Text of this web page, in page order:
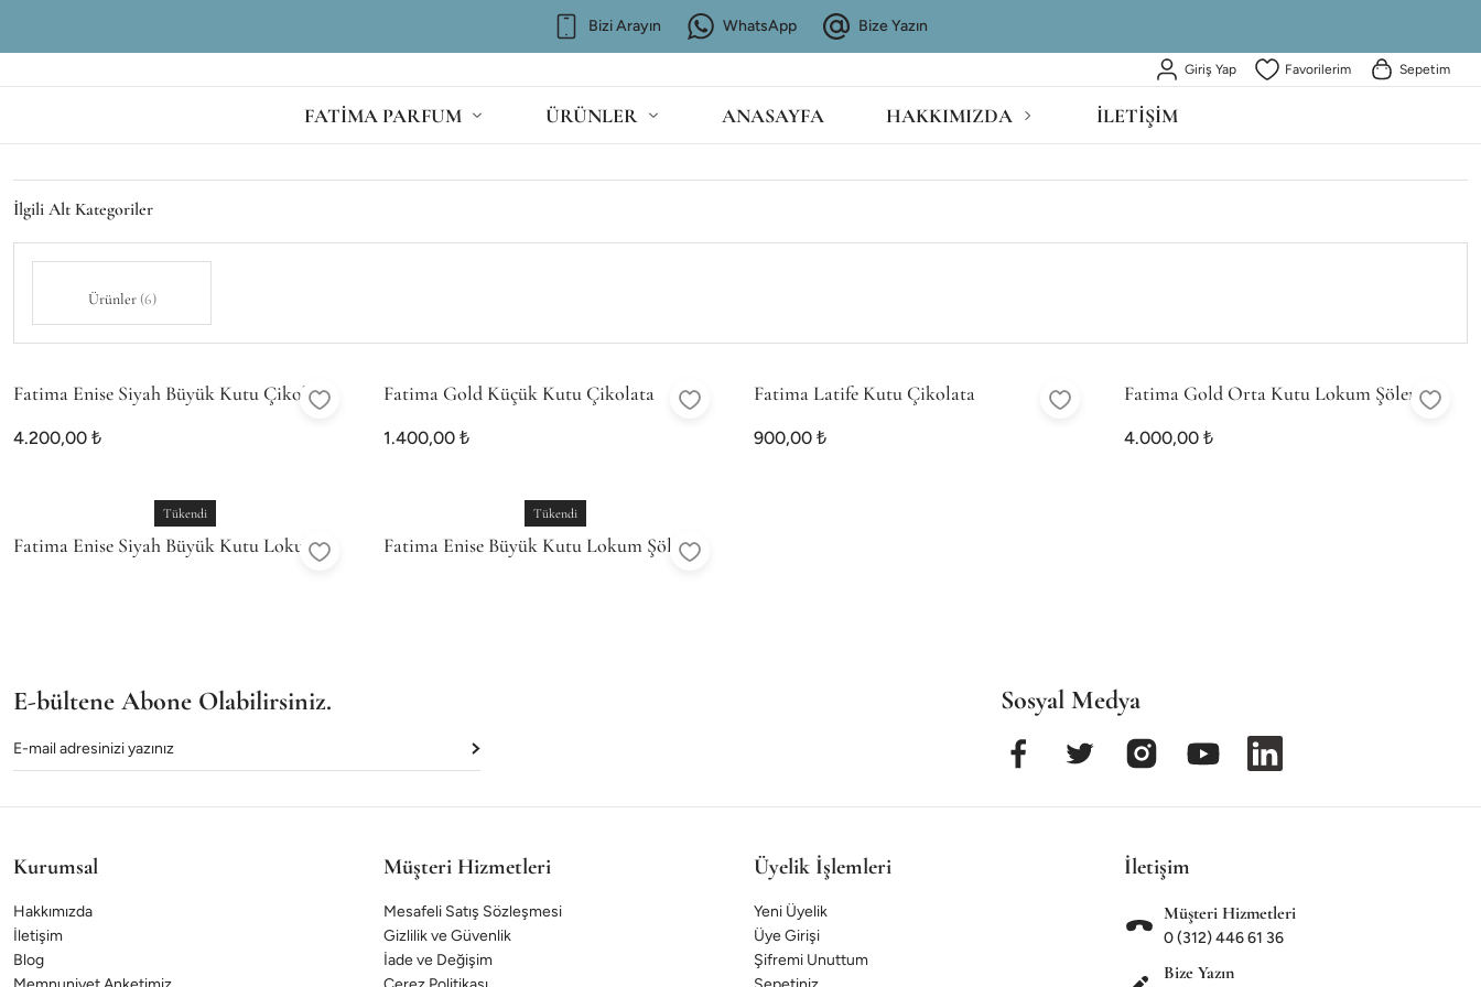
Bizi Arayın WhatsApp Bize Yazın
Giriş Yap Favorilerim Sepetim
FATİMA PARFUM ÜRÜNLER ANASAYFA HAKKIMIZDA İLETİŞİM
İlgili Alt Kategoriler
Ürünler (6)
Fatima Enise Siyah Büyük Kutu Çikolata
4.200,00 ₺
Fatima Gold Küçük Kutu Çikolata
1.400,00 ₺
Fatima Latife Kutu Çikolata
900,00 ₺
Fatima Gold Orta Kutu Lokum Şöleni
4.000,00 ₺
Tükendi
Fatima Enise Siyah Büyük Kutu Lokum
Tükendi
Fatima Enise Büyük Kutu Lokum Şöleni
E-bültene Abone Olabilirsiniz. Sosyal Medya
Kurumsal
Hakkımızda
İletişim
Blog
Müşteri Hizmetleri
Mesafeli Satış Sözleşmesi
Gizlilik ve Güvenlik
İade ve Değişim
Üyelik İşlemleri
Yeni Üyelik
Üye Girişi
Şifremi Unuttum
İletişim
Müşteri Hizmetleri
0 (312) 446 61 36
Bize Yazın